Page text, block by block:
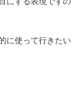
に使って行きたい